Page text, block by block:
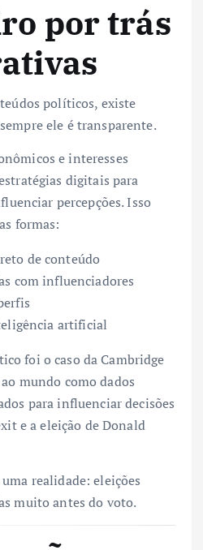
por trás
políticos, existe
ele é transparente.
e interesses
digitais para
percepções. Isso
formas:
de conteúdo
com influenciadores
artificial
foi o caso da Cambridge
mundo como dados
para influenciar decisões
e a eleição de Donald
realidade: eleições
muito antes do voto.